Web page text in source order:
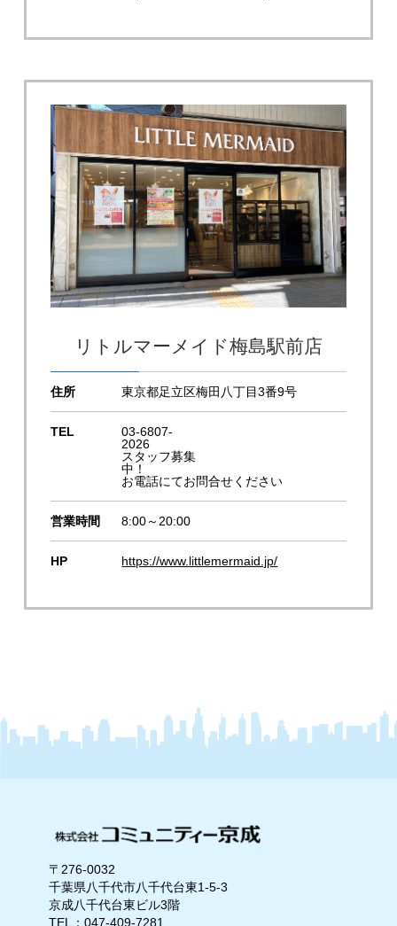
リトルマーメイド梅島駅前店
住所 東京都足立区梅田八丁目3番9号
TEL
03-6807-
2026
スタッフ募集
中！
お電話にてお問合せください
営業時間 8:00～20:00
HP https://www.littlemermaid.jp/
〒276-0032
千葉県八千代市八千代台東1-5-3
京成八千代台東ビル3階
TEL：047-409-7281